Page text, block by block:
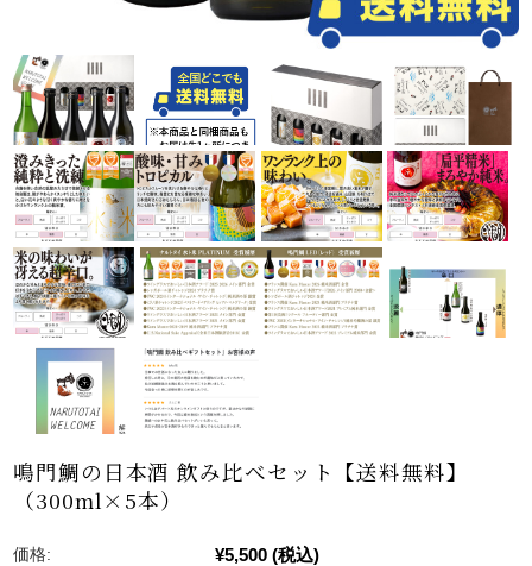
鳴門鯛の日本酒 飲み比べセット【送料無料】
（300ml×5本）
価格: ¥5,500 (税込)